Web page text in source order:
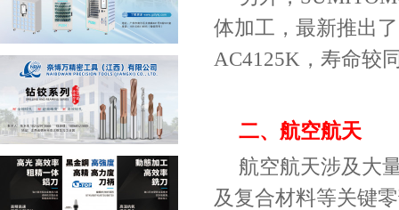
体加工，最新推出
AC4125K ，寿命较
二、航空航天
航空航天涉及大
及复合材料等关键